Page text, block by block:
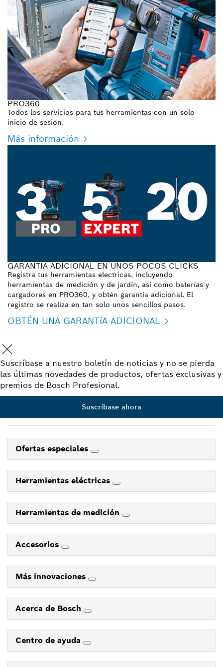
PRO360
Todos los servicios para tus herramientas con un solo
inicio de sesión.
Más información
GARANTÍA ADICIONAL EN UNOS POCOS CLICKS
Registra tus herramientas electricas, incluyendo
herramientas de medición y de jardín, así como baterías y
cargadores en PRO360, y obtén garantía adicional. El
registro se realiza en tan solo unos sencillos pasos.
OBTÉN UNA GARANTíA ADICIONAL
Suscríbase a nuestro boletín de noticias y no se pierda
las últimas novedades de productos, ofertas exclusivas y
premios de Bosch Profesional.
Suscríbase ahora
Ofertas especiales
Herramientas eléctricas
Herramientas de medición
Accesorios
Más innovaciones
Acerca de Bosch
Centro de ayuda